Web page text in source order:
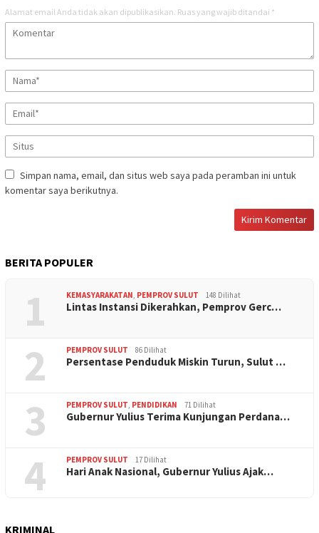
Alamat email Anda tidak akan dipublikasikan. Ruas yang wajib ditandai *
Simpan nama, email, dan situs web saya pada peramban ini untuk
komentar saya berikutnya.
BERITA POPULER
1 KEMASYARAKATAN PEMPROV SULUT 148 Dilihat
Lintas Instansi Dikerahkan, Pemprov Gerc…
2 PEMPROV SULUT 86 Dilihat
Persentase Penduduk Miskin Turun, Sulut …
3 PEMPROV SULUT PENDIDIKAN 71 Dilihat
Gubernur Yulius Terima Kunjungan Perdana…
4 PEMPROV SULUT 17 Dilihat
Hari Anak Nasional, Gubernur Yulius Ajak…
KRIMINAL